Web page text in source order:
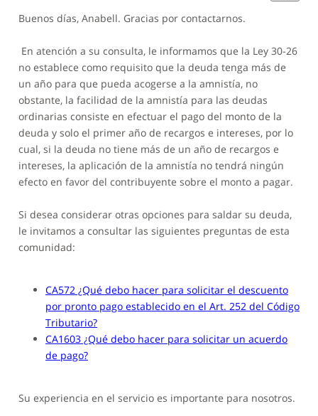
Buenos días, Anabell. Gracias por contactarnos.
En atención a su consulta, le informamos que la Ley 30-26
no establece como requisito que la deuda tenga más de
un año para que pueda acogerse a la amnistía, no
obstante, la facilidad de la amnistía para las deudas
ordinarias consiste en efectuar el pago del monto de la
deuda y solo el primer año de recargos e intereses, por lo
cual, si la deuda no tiene más de un año de recargos e
intereses, la aplicación de la amnistía no tendrá ningún
efecto en favor del contribuyente sobre el monto a pagar.
Si desea considerar otras opciones para saldar su deuda,
le invitamos a consultar las siguientes preguntas de esta
comunidad:
CA572 ¿Qué debo hacer para solicitar el descuento
por pronto pago establecido en el Art. 252 del Código
Tributario?
CA1603 ¿Qué debo hacer para solicitar un acuerdo
de pago?
Su experiencia en el servicio es importante para nosotros.